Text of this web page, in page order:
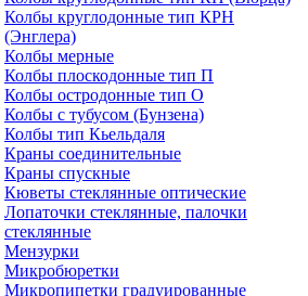
Колбы круглодонные тип КРН
(Энглера)
Колбы мерные
Колбы плоскодонные тип П
Колбы остродонные тип О
Колбы с тубусом (Бунзена)
Колбы тип Кьельдаля
Краны соединительные
Краны спускные
Кюветы стеклянные оптические
Лопаточки стеклянные, палочки
стеклянные
Мензурки
Микробюретки
Микропипетки градуированные